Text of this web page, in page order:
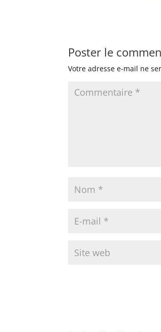
Poster le
Votre adresse e-mail ne